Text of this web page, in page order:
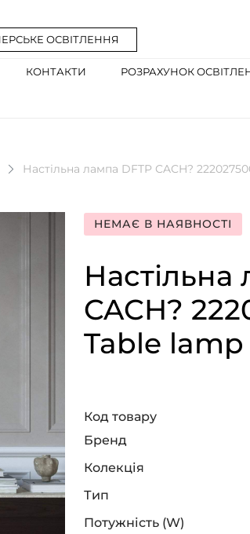
ОСВІТЛЕННЯ
КОНТАКТИ РОЗРАХУНОК
Настільна лампа DFTP CACH?
НЕМАЄ В НАЯВНОСТІ
Настільна
CACH?
Table
Код товару
Бренд
Колекція
Тип
Потужність (W)